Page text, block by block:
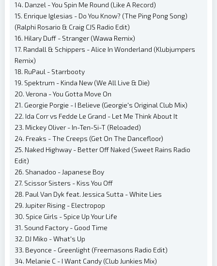
14. Danzel - You Spin Me Round (Like A Record)
15. Enrique Iglesias - Do You Know? (The Ping Pong Song)
(Ralphi Rosario & Craig CJS Radio Edit)
16. Hilary Duff - Stranger (Wawa Remix)
17. Randall & Schippers - Alice In Wonderland (Klubjumpers
Remix)
18. RuPaul - Starrbooty
19. Spektrum - Kinda New (We All Live & Die)
20. Verona - You Gotta Move On
21. Georgie Porgie - I Believe (Georgie's Original Club Mix)
22. Ida Corr vs Fedde Le Grand - Let Me Think About It
23. Mickey Oliver - In-Ten-Si-T (Reloaded)
24. Freaks - The Creeps (Get On The Dancefloor)
25. Naked Highway - Better Off Naked (Sweet Rains Radio
Edit)
26. Shanadoo - Japanese Boy
27. Scissor Sisters - Kiss You Off
28. Paul Van Dyk feat. Jessica Sutta - White Lies
29. Jupiter Rising - Electropop
30. Spice Girls - Spice Up Your Life
31. Sound Factory - Good Time
32. DJ Miko - What's Up
33. Beyonce - Greenlight (Freemasons Radio Edit)
34. Melanie C - I Want Candy (Club Junkies Mix)